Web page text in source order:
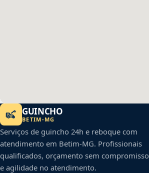
GUINCHO
BETIM-MG
Serviços de guincho 24h e reboque com
atendimento em Betim-MG. Profissionais
qualificados, orçamento sem compromisso
e agilidade no atendimento.